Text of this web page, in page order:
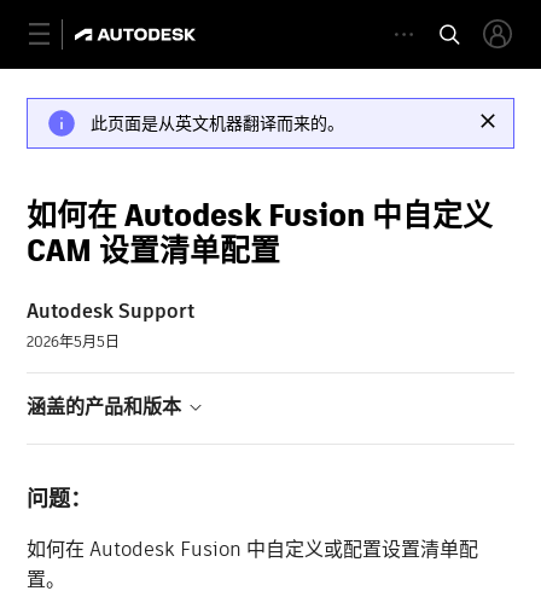
此页面是从英文机器翻译而来的。
如何在 Autodesk Fusion 中自定义
CAM 设置清单配置
Autodesk Support
2026年5月5日
涵盖的产品和版本
问题：
如何在 Autodesk Fusion 中自定义或配置设置清单配
置。